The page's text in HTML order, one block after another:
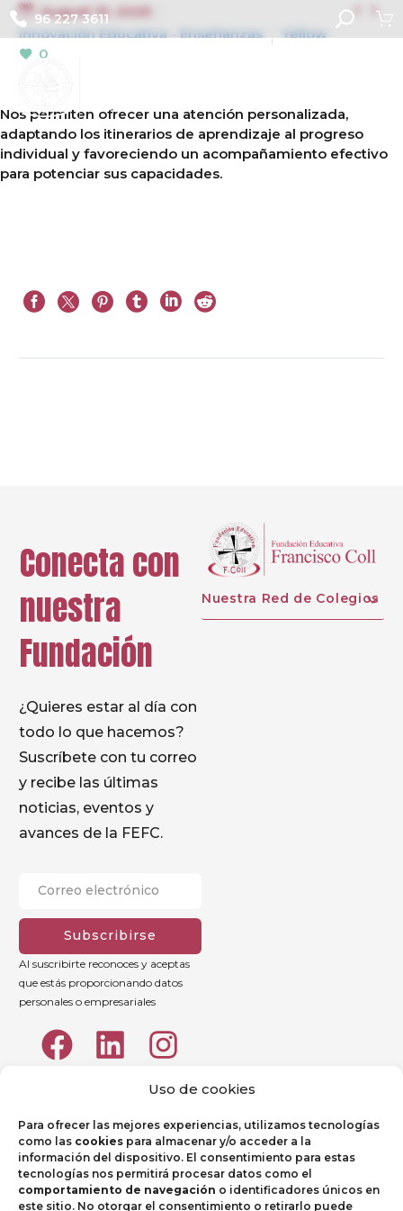
Uso de cookies
Para ofrecer las mejores experiencias, utilizamos tecnologías
como las cookies para almacenar y/o acceder a la
información del dispositivo. El consentimiento para estas
tecnologías nos permitirá procesar datos como el
comportamiento de navegación o identificadores únicos en
este sitio. No otorgar el consentimiento o retirarlo puede
96 227 3611  
August 10, 2025
Innovación Educativa - Enseñanzas
Yellow
0
Nos permiten ofrecer una atención personalizada,
adaptando los itinerarios de aprendizaje al progreso
individual y favoreciendo un acompañamiento efectivo
para potenciar sus capacidades.
Conecta con
nuestra
Fundación
¿Quieres estar al día con
todo lo que hacemos?
Suscríbete con tu correo
y recibe las últimas
noticias, eventos y
avances de la FEFC.
Subscribirse
Al suscribirte reconoces y aceptas
que estás proporcionando datos
personales o empresariales
Nuestra Red de Colegios